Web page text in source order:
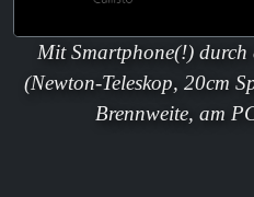
Mit Smartphone(!) durch
(Newton-Teleskop, 20cm
Brennweite, am